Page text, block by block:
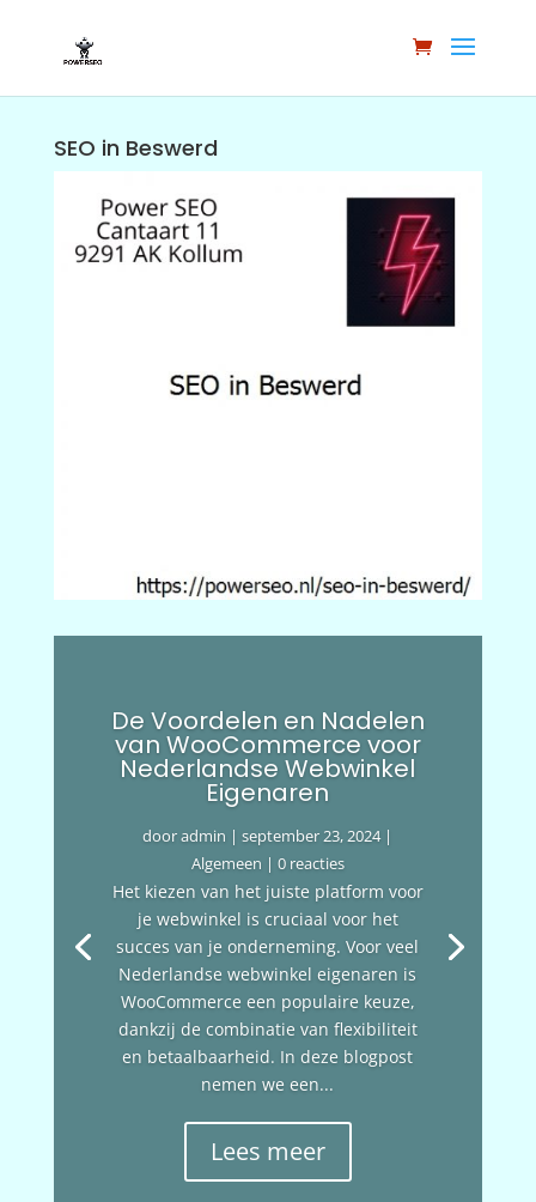
SEO in Beswerd
De Voordelen en Nadelen
van WooCommerce voor
Nederlandse Webwinkel
Eigenaren
dooradmin |september 23, 2024|
Algemeen | 0 reacties
Het kiezen van het juiste platform voor
je webwinkel is cruciaal voor het
succes van je onderneming. Voor veel
Nederlandse webwinkel eigenaren is
WooCommerce een populaire keuze,
dankzij de combinatie van flexibiliteit
en betaalbaarheid. In deze blogpost
nemen we een...
Lees meer